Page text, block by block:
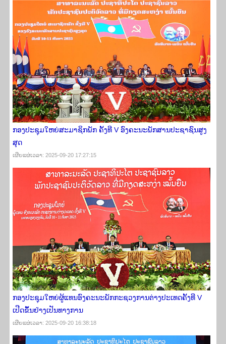
ກອງ​ປະຊຸມ​​ໃຫຍ່ສະມາຊິກພັກ ຄັ້ງ​ທີ V ອົງຄະ​ນະພັກສາ​ນປະຊາຊົນ​ສູງ​
ສຸດ
ເຜີຍ​ແຜ່​ເວ​ລາ: 2025-09-20 17:27:15
ກອງປະຊຸມໃຫຍ່ຜູ້ແທນອົງຄະນະພັກກະຊວງການຕ່າງປະເທດຄັ້ງທີ V
ເປີດຂຶ້ນຢ່າງເປັນທາງການ
ເຜີຍ​ແຜ່​ເວ​ລາ: 2025-09-20 16:38:18